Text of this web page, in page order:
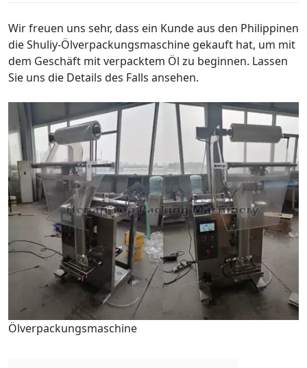
Wir freuen uns sehr, dass ein Kunde aus den Philippinen
die Shuliy-Ölverpackungsmaschine gekauft hat, um mit
dem Geschäft mit verpacktem Öl zu beginnen. Lassen
Sie uns die Details des Falls ansehen.
Ölverpackungsmaschine